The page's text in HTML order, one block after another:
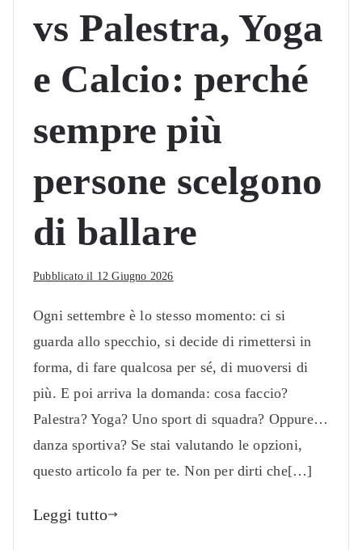
vs Palestra, Yoga
e Calcio: perché
sempre più
persone scelgono
di ballare
Pubblicato il 12 Giugno 2026
Ogni settembre è lo stesso momento: ci si
guarda allo specchio, si decide di rimettersi in
forma, di fare qualcosa per sé, di muoversi di
più. E poi arriva la domanda: cosa faccio?
Palestra? Yoga? Uno sport di squadra? Oppure…
danza sportiva? Se stai valutando le opzioni,
questo articolo fa per te. Non per dirti che[…]
Leggi tutto